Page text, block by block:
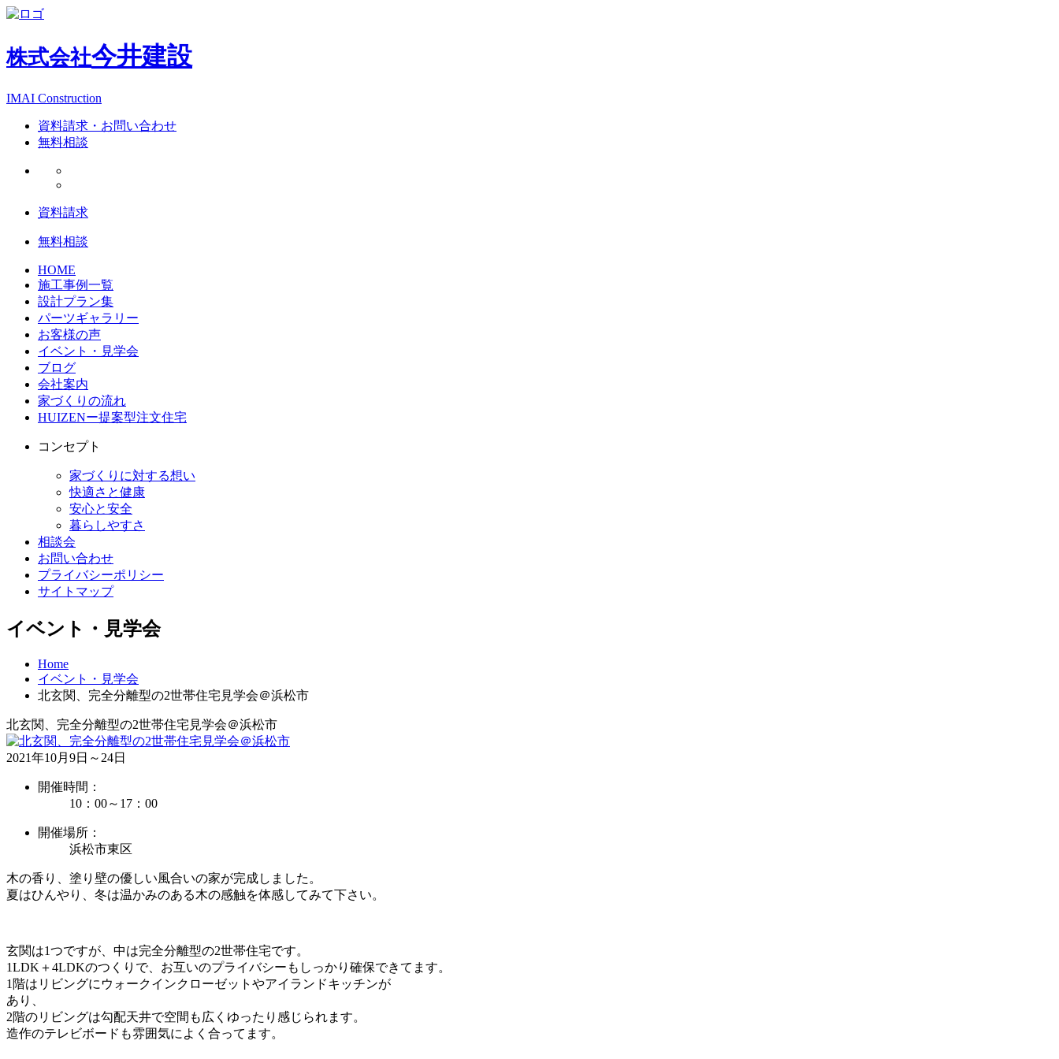
株式会社今井建設
IMAI Construction
資料請求・お問い合わせ
無料相談
資料請求
無料相談
HOME
施工事例一覧
設計プラン集
パーツギャラリー
お客様の声
イベント・見学会
ブログ
会社案内
家づくりの流れ
HUIZENー提案型注文住宅
コンセプト
家づくりに対する想い
快適さと健康
安心と安全
暮らしやすさ
相談会
お問い合わせ
プライバシーポリシー
サイトマップ
イベント・見学会
Home
イベント・見学会
北玄関、完全分離型の2世帯住宅見学会＠浜松市
北玄関、完全分離型の2世帯住宅見学会＠浜松市
2021年10月9日～24日
開催時間：
10：00～17：00
開催場所：
浜松市東区
木の香り、塗り壁の優しい風合いの家が完成しました。
夏はひんやり、冬は温かみのある木の感触を体感してみて下さい。
玄関は1つですが、中は完全分離型の2世帯住宅です。
1LDK＋4LDKのつくりで、お互いのプライバシーもしっかり確保できてます。
1階はリビングにウォークインクローゼットやアイランドキッチンが
あり、
2階のリビングは勾配天井で空間も広くゆったり感じられます。
造作のテレビボードも雰囲気によく合ってます。